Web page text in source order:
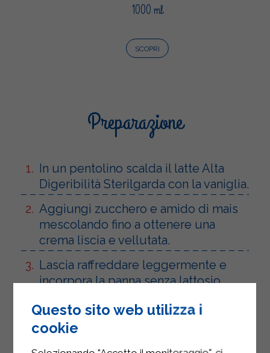
1000 ml
SCOPRI
Preparazione
In un pentolino scalda il latte Alta
Digeribilità Sterilgarda con la vaniglia.
Aggiungi zucchero e amido di mais
mescolando fino a ottenere una
crema liscia e vellutata.
Lascia raffreddare leggermente e
incorpora la panna senza lattosio
Prepara il crumble mescolando
biscotti sbriciolati e burro fuso.
Questo sito web utilizza i
cookie